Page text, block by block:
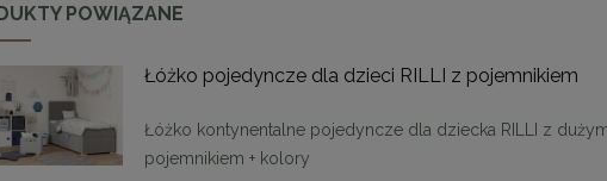
DO KOSZYKA
POWIĄZANE
Łóżko pojedyncze dla dzieci RILLI z pojemnikiem
Łóżko kontynentalne pojedyncze dla dziecka RILLI z
pojemnikiem + kolory